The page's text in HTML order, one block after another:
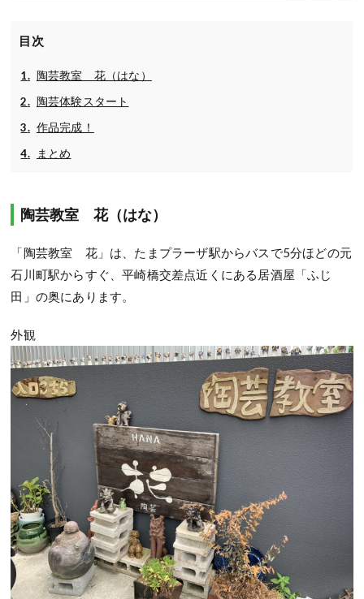
目次
陶芸教室 花（はな）
陶芸体験スタート
作品完成！
まとめ
陶芸教室 花（はな）
「陶芸教室 花」は、たまプラーザ駅からバスで5分ほどの元
石川町駅からすぐ、平崎橋交差点近くにある居酒屋「ふじ
田」の奥にあります。
外観